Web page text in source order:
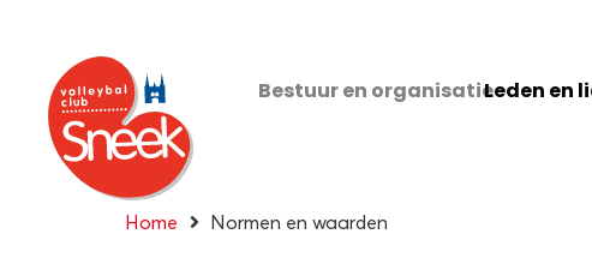
Bestuur en organisatieLeden en
Home Normen en waarden